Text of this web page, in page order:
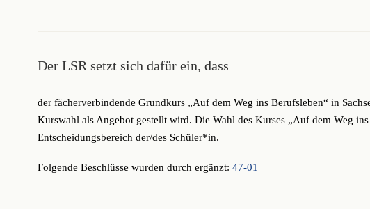
Der LSR setzt sich dafür ein, dass
der fächerverbindende Grundkurs „Auf dem Weg ins Berufsleben“ in
Kurswahl als Angebot gestellt wird. Die Wahl des Kurses „Auf dem Weg
Entscheidungsbereich der/des Schüler*in.
Folgende Beschlüsse wurden durch ergänzt: 47-01